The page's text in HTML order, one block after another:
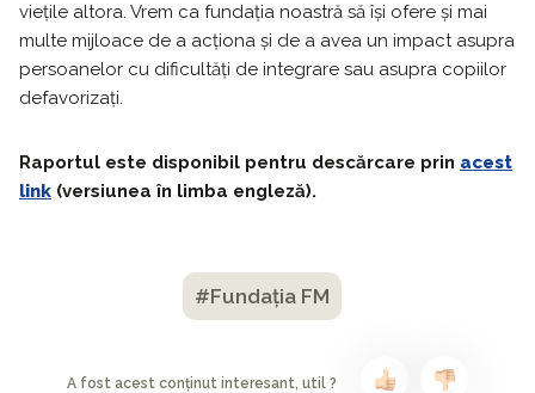
viețile altora. Vrem ca fundația noastră să își ofere și mai
multe mijloace de a acționa și de a avea un impact asupra
persoanelor cu dificultăți de integrare sau asupra copiilor
defavorizați.
Raportul este disponibil pentru descărcare prin acest
link (versiunea în limba engleză).
#Fundația FM
A fost acest conținut interesant, util ?